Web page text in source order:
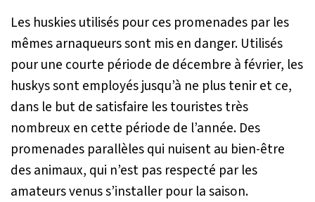
Les huskies utilisés pour ces promenades par les
mêmes arnaqueurs sont mis en danger. Utilisés
pour une courte période de décembre à février, les
huskys sont employés jusqu’à ne plus tenir et ce,
dans le but de satisfaire les touristes très
nombreux en cette période de l’année. Des
promenades parallèles qui nuisent au bien-être
des animaux, qui n’est pas respecté par les
amateurs venus s’installer pour la saison.